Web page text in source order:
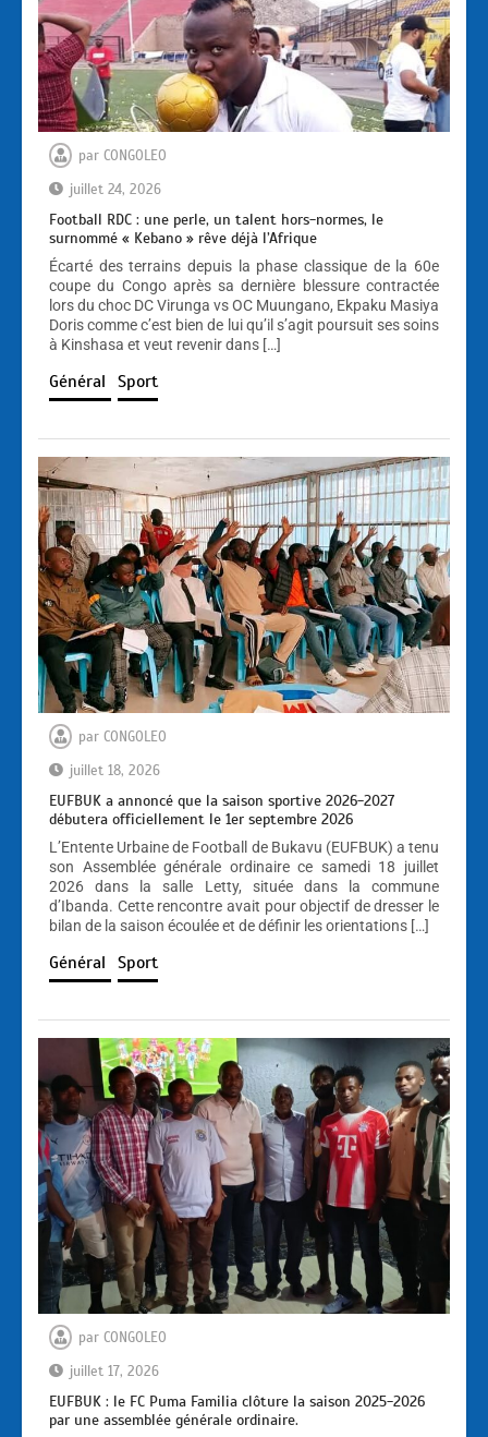
par CONGOLEO
juillet 24, 2026
Football RDC : une perle, un talent hors-normes, le
surnommé « Kebano » rêve déjà l’Afrique
Écarté des terrains depuis la phase classique de la 60e
coupe du Congo après sa dernière blessure contractée
lors du choc DC Virunga vs OC Muungano, Ekpaku Masiya
Doris comme c’est bien de lui qu’il s’agit poursuit ses soins
à Kinshasa et veut revenir dans […]
Général Sport
par CONGOLEO
juillet 18, 2026
EUFBUK a annoncé que la saison sportive 2026-2027
débutera officiellement le 1er septembre 2026
L’Entente Urbaine de Football de Bukavu (EUFBUK) a tenu
son Assemblée générale ordinaire ce samedi 18 juillet
2026 dans la salle Letty, située dans la commune
d’Ibanda. Cette rencontre avait pour objectif de dresser le
bilan de la saison écoulée et de définir les orientations […]
Général Sport
par CONGOLEO
juillet 17, 2026
EUFBUK : le FC Puma Familia clôture la saison 2025-2026
par une assemblée générale ordinaire.